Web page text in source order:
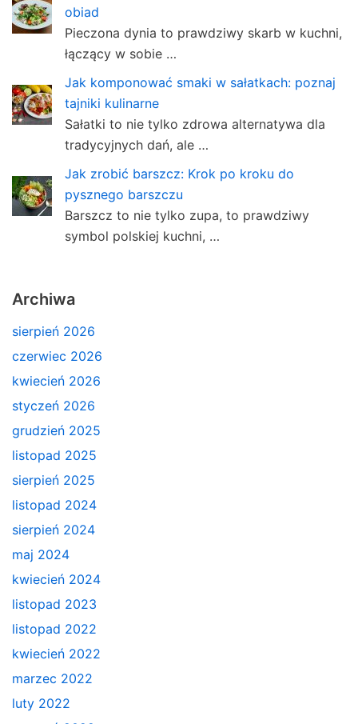
obiad
Pieczona dynia to prawdziwy skarb w kuchni,
łączący w sobie …
Jak komponować smaki w sałatkach: poznaj
tajniki kulinarne
Sałatki to nie tylko zdrowa alternatywa dla
tradycyjnych dań, ale …
Jak zrobić barszcz: Krok po kroku do
pysznego barszczu
Barszcz to nie tylko zupa, to prawdziwy
symbol polskiej kuchni, …
Archiwa
sierpień 2026
czerwiec 2026
kwiecień 2026
styczeń 2026
grudzień 2025
listopad 2025
sierpień 2025
listopad 2024
sierpień 2024
maj 2024
kwiecień 2024
listopad 2023
listopad 2022
kwiecień 2022
marzec 2022
luty 2022